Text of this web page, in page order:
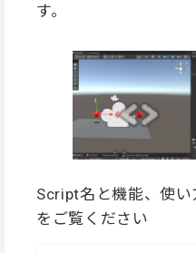
す。
Script名と機能、使
をご覧ください